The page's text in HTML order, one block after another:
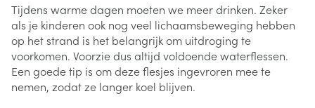
Tijdens warme dagen moeten we meer drinken. Zeker
als je kinderen ook nog veel lichaamsbeweging hebben
op het strand is het belangrijk om uitdroging te
voorkomen. Voorzie dus altijd voldoende waterflessen.
Een goede tip is om deze flesjes ingevroren mee te
nemen, zodat ze langer koel blijven.